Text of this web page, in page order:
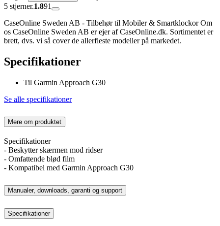
5 stjerner.1.891
CaseOnline Sweden AB - Tilbehør til Mobiler & Smartklockor Om
os CaseOnline Sweden AB er ejer af CaseOnline.dk. Sortimentet er
brett, dvs. vi så cover de allerfleste modeller på markedet.
Specifikationer
Til Garmin Approach G30
Se alle specifikationer
Mere om produktet
Specifikationer
- Beskytter skærmen mod ridser
- Omfattende blød film
- Kompatibel med Garmin Approach G30
Manualer, downloads, garanti og support
Specifikationer